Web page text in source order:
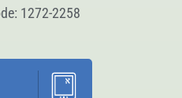
1272-2258